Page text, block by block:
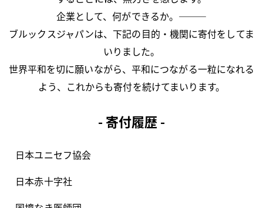
企業として、何ができるか。 ―――
ブルックスジャパンは、下記の目的・機関に寄付をしてま
いりました。
世界平和を切に願いながら、平和につながる一粒になれる
よう、これからも寄付を続けてまいります。
- 寄付履歴 -
日本ユニセフ協会
日本赤十字社